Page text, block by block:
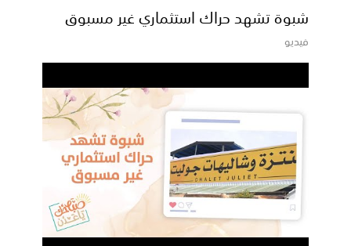
شبوة تشهد حراك استثماري غير مسبوق
فيديو